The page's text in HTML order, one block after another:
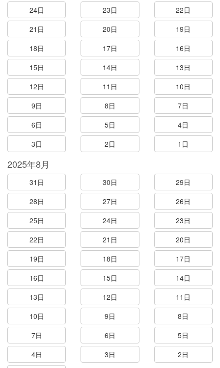
24日
23日
22日
21日
20日
19日
18日
17日
16日
15日
14日
13日
12日
11日
10日
9日
8日
7日
6日
5日
4日
3日
2日 1日
2025年8月
31日 30日
29日
28日
27日
26日
25日
24日
23日
22日
21日
20日
19日
18日
17日
16日
15日
14日
13日
12日
11日
10日
9日
8日
7日
6日
5日
4日
3日
2日